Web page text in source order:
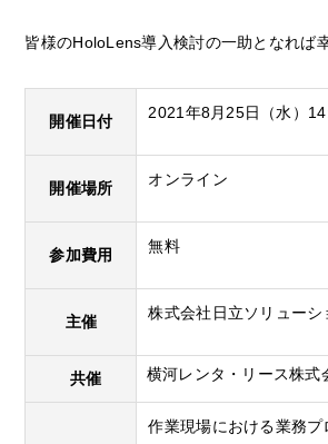
皆様のHoloLens導入検討の一助となれば
開催日付 2021年8月25日（水）
開催場所 オンライン
参加費用 無料
主催 株式会社日立ソリューシ
共催 横河レンタ・リース株式
作業現場における業務プ